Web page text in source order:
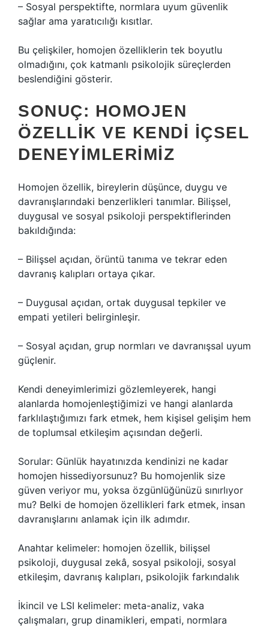
– Sosyal perspektifte, normlara uyum güvenlik
sağlar ama yaratıcılığı kısıtlar.
Bu çelişkiler, homojen özelliklerin tek boyutlu
olmadığını, çok katmanlı psikolojik süreçlerden
beslendiğini gösterir.
SONUÇ: HOMOJEN
ÖZELLIK VE KENDI İÇSEL
DENEYIMLERIMIZ
Homojen özellik, bireylerin düşünce, duygu ve
davranışlarındaki benzerlikleri tanımlar. Bilişsel,
duygusal ve sosyal psikoloji perspektiflerinden
bakıldığında:
– Bilişsel açıdan, örüntü tanıma ve tekrar eden
davranış kalıpları ortaya çıkar.
– Duygusal açıdan, ortak duygusal tepkiler ve
empati yetileri belirginleşir.
– Sosyal açıdan, grup normları ve davranışsal uyum
güçlenir.
Kendi deneyimlerimizi gözlemleyerek, hangi
alanlarda homojenleştiğimizi ve hangi alanlarda
farklılaştığımızı fark etmek, hem kişisel gelişim hem
de toplumsal etkileşim açısından değerli.
Sorular: Günlük hayatınızda kendinizi ne kadar
homojen hissediyorsunuz? Bu homojenlik size
güven veriyor mu, yoksa özgünlüğünüzü sınırlıyor
mu? Belki de homojen özellikleri fark etmek, insan
davranışlarını anlamak için ilk adımdır.
Anahtar kelimeler: homojen özellik, bilişsel
psikoloji, duygusal zekâ, sosyal psikoloji, sosyal
etkileşim, davranış kalıpları, psikolojik farkındalık
İkincil ve LSI kelimeler: meta-analiz, vaka
çalışmaları, grup dinamikleri, empati, normlara